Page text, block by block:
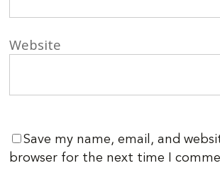
Website
Save my name, email, and
browser for the next time I